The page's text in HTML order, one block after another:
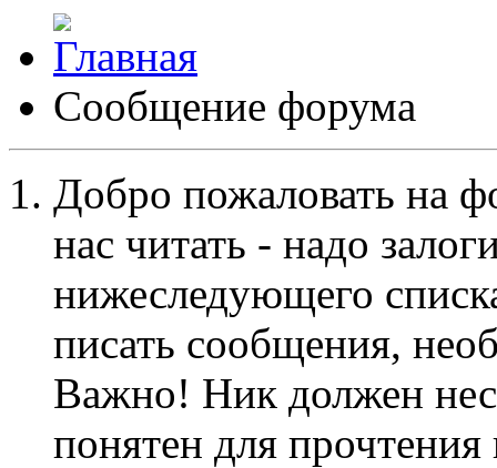
Сообщение форума
Добро пожаловать на
нас читать - надо
нижеследующего
писать сообщения,
Важно! Ник должен
понятен для